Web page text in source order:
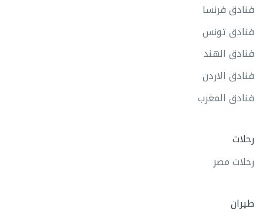
فنادق فرنسا
فنادق تونس
فنادق الهند
فنادق الاردن
فنادق المغرب
رحلات
رحلات مصر
طيران